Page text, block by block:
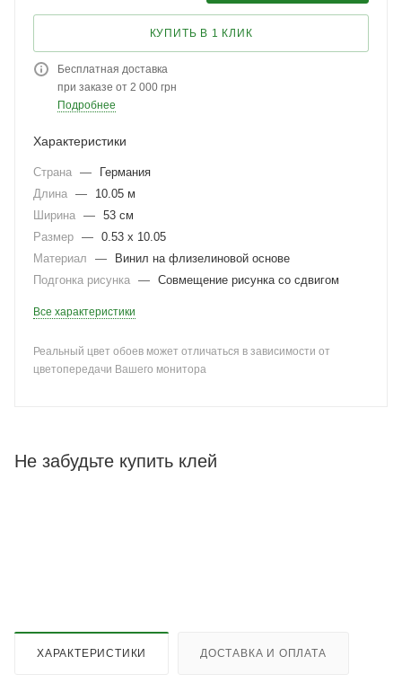
КУПИТЬ В 1 КЛИК
Бесплатная доставка
при заказе от 2 000 грн
Подробнее
Характеристики
Страна —
Германия
Длина —
10.05 м
Ширина — 53 см
Размер — 0.53 x 10.05
Материал
—
Винил на флизелиновой основе
Подгонка рисунка — Совмещение рисунка со сдвигом
Все характеристики
Реальный цвет обоев может отличаться в зависимости от
цветопередачи Вашего монитора
Не забудьте купить клей
ХАРАКТЕРИСТИКИ ДОСТАВКА И ОПЛАТА